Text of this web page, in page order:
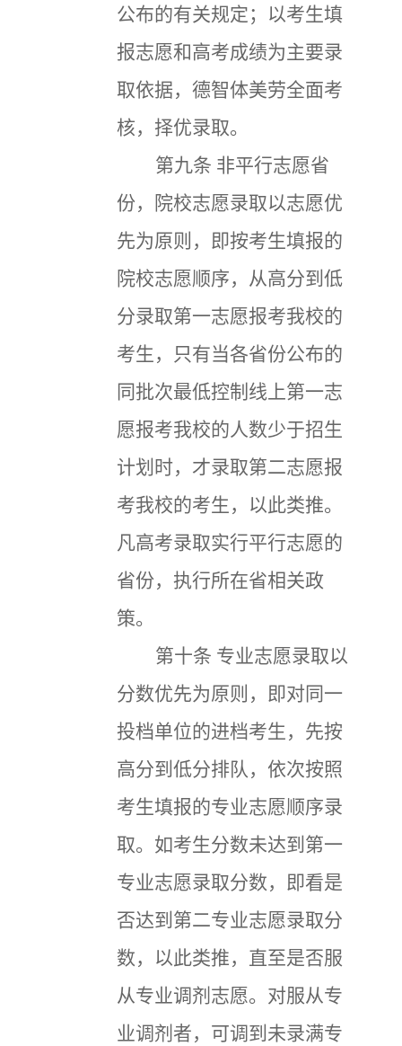
公布的有关规定；以考生填
报志愿和高考成绩为主要录
取依据，德智体美劳全面考
核，择优录取。
第九条 非平行志愿省
份，院校志愿录取以志愿优
先为原则，即按考生填报的
院校志愿顺序，从高分到低
分录取第一志愿报考我校的
考生，只有当各省份公布的
同批次最低控制线上第一志
愿报考我校的人数少于招生
计划时，才录取第二志愿报
考我校的考生，以此类推。
凡高考录取实行平行志愿的
省份，执行所在省相关政
策。
第十条 专业志愿录取以
分数优先为原则，即对同一
投档单位的进档考生，先按
高分到低分排队，依次按照
考生填报的专业志愿顺序录
取。如考生分数未达到第一
专业志愿录取分数，即看是
否达到第二专业志愿录取分
数，以此类推，直至是否服
从专业调剂志愿。对服从专
业调剂者，可调到未录满专